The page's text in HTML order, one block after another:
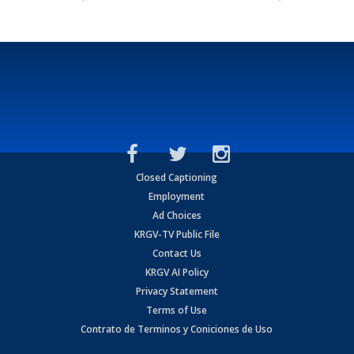
Closed Captioning
Employment
Ad Choices
KRGV-TV Public File
Contact Us
KRGV AI Policy
Privacy Statement
Terms of Use
Contrato de Terminos y Coniciones de Uso